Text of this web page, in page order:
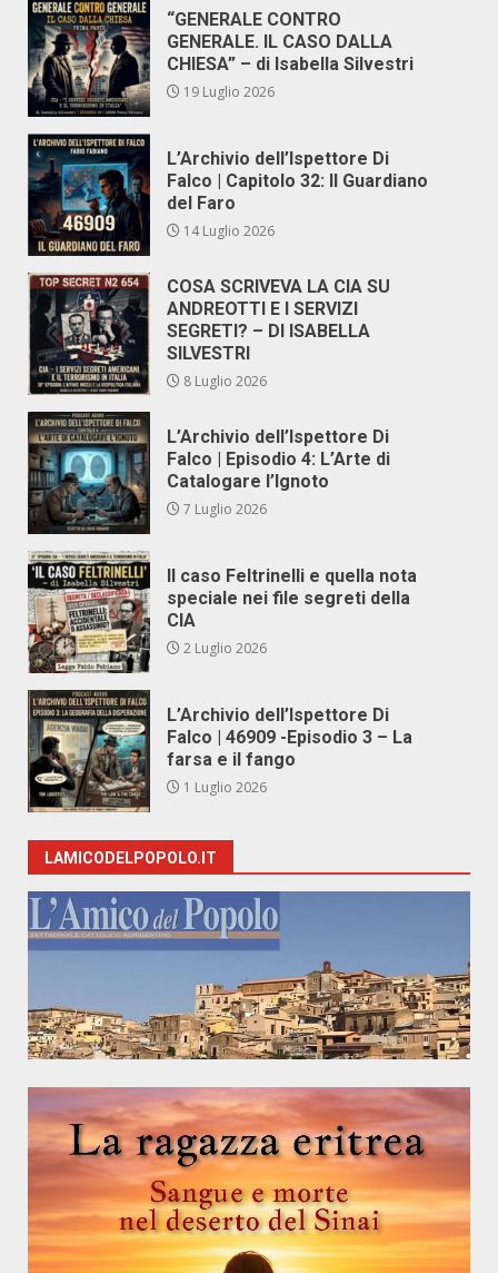
“GENERALE CONTRO
GENERALE. IL CASO DALLA
CHIESA” – di Isabella Silvestri
19 Luglio 2026
L’Archivio dell’Ispettore Di
Falco | Capitolo 32: Il Guardiano
del Faro
14 Luglio 2026
COSA SCRIVEVA LA CIA SU
ANDREOTTI E I SERVIZI
SEGRETI? – DI ISABELLA
SILVESTRI
8 Luglio 2026
L’Archivio dell’Ispettore Di
Falco | Episodio 4: L’Arte di
Catalogare l’Ignoto
7 Luglio 2026
Il caso Feltrinelli e quella nota
speciale nei file segreti della
CIA
2 Luglio 2026
L’Archivio dell’Ispettore Di
Falco | 46909 -Episodio 3 – La
farsa e il fango
1 Luglio 2026
LAMICODELPOPOLO.IT